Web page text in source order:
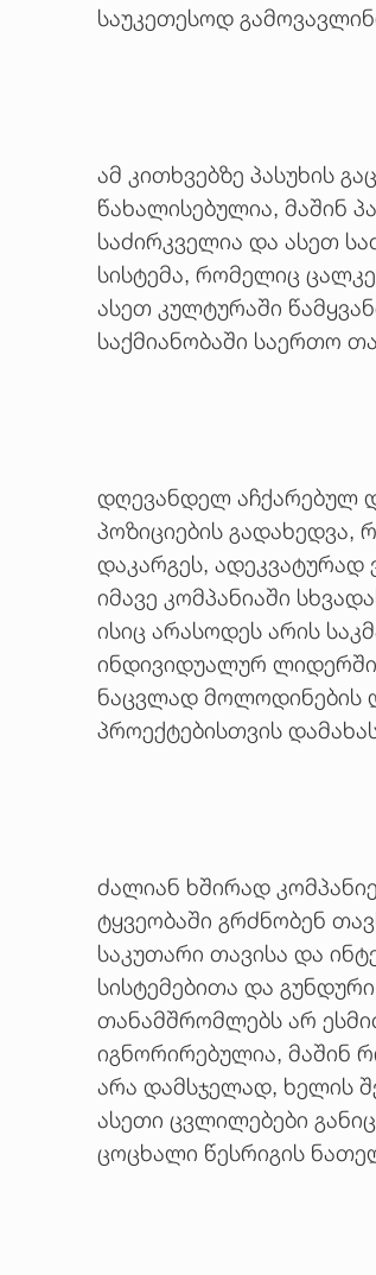
საუკეთესოდ
ამ კითხვებზე პასუხის
წახალისებულია, მაშინ
საძირკველია და ასეთ
სისტემა, რომელიც
ასეთ კულტურაში
საქმიანობაში საერთო
დღევანდელ აჩქარებულ
პოზიციების
დაკარგეს, ადეკვატურად
იმავე კომპანიაში
ისიც არასოდეს არის
ინდივიდუალურ
ნაცვლად მოლოდინების
პროექტებისთვის
ძალიან ხშირად
ტყვეობაში გრძნობენ
საკუთარი თავისა და
სისტემებითა და
თანამშრომლებს არ
იგნორირებულია, მაშინ
არა დამსჯელად, ხელის
ასეთი ცვლილებები
ცოცხალი წესრიგის